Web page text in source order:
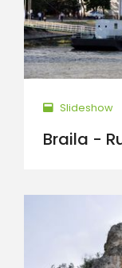
Slideshow
Braila -